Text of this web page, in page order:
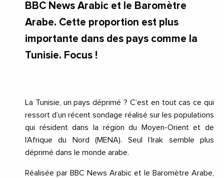
BBC News Arabic et le Baromètre
Arabe. Cette proportion est plus
importante dans des pays comme la
Tunisie. Focus !
La Tunisie, un pays déprimé ? C’est en tout cas ce qui
ressort d’un récent sondage réalisé sur les populations
qui résident dans la région du Moyen-Orient et de
l’Afrique du Nord (MENA). Seul l’Irak semble plus
déprimé dans le monde arabe.
Réalisée par BBC News Arabic et le Baromètre Arabe,